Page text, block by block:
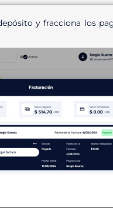
y fracciona los